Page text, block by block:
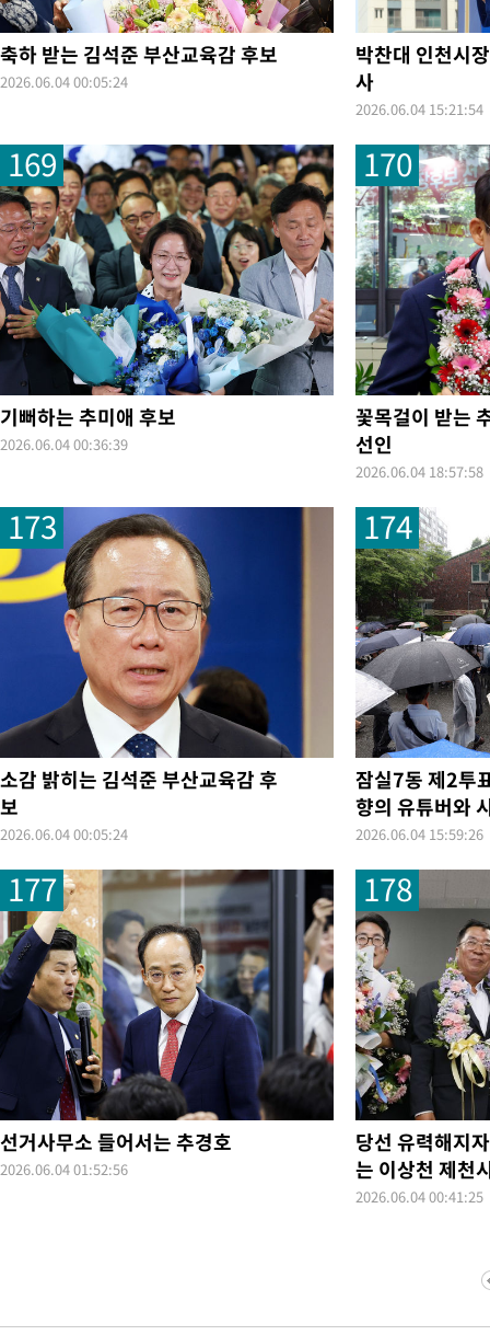
-6974초 전 >
[속보]코스피, 40.89포인트(0.65%) 오른 6299.66 마감
-6960초 전 >[속보]코스닥, 55.66포인트(6.97%) 오른 854.47 마감
-3667초 전 >대포통장 107개로 불법도박 수익 5062억 세탁…19명 검거
[속보]이 대통령 "2028년 중순까지 광주 군공항 기능 다른 군공
3시간 전 >[속보]'전장연 시위' 1호선 용산역 상행선 무정차 통과 종료
3시간 전 >[속보]코스닥 지수 5%대 급등에 '매수 사이드카' 발동
4시간 전 >[속보]원·달러 환율, 오전 9시 1410.3원
축하 받는 김석준 부산교육감 후보
2026.06.04 00:05:24
박찬대 인천시
사
2026.06.04 15:21:54
169
기뻐하는 추미애 후보
2026.06.04 00:36:39
170
꽃목걸이 받는
선인
2026.06.04 18:57:58
173
소감 밝히는 김석준 부산교육감 후
보
2026.06.04 00:05:24
174
잠실7동 제2투
향의 유튜버와
2026.06.04 15:59:26
177
선거사무소 들어서는 추경호
2026.06.04 01:52:56
178
당선 유력해지
는 이상천 제천
2026.06.04 00:41:25